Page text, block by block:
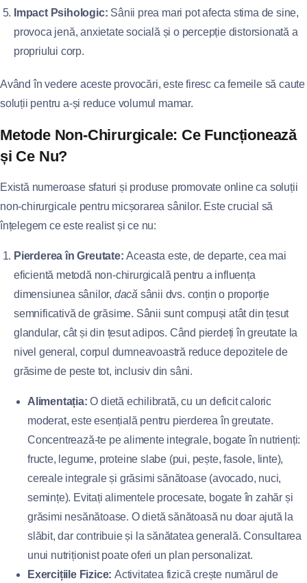
Impact Psihologic: Sânii prea mari pot afecta stima de sine,
provoca jenă, anxietate socială și o percepție distorsionată a
propriului corp.
Având în vedere aceste provocări, este firesc ca femeile să caute
soluții pentru a-și reduce volumul mamar.
Metode Non-Chirurgicale: Ce Funcționează
și Ce Nu?
Există numeroase sfaturi și produse promovate online ca soluții
non-chirurgicale pentru micșorarea sânilor. Este crucial să
înțelegem ce este realist și ce nu:
Pierderea în Greutate: Aceasta este, de departe, cea mai
eficientă metodă non-chirurgicală pentru a influența
dimensiunea sânilor, dacă sânii dvs. conțin o proporție
semnificativă de grăsime. Sânii sunt compuși atât din țesut
glandular, cât și din țesut adipos. Când pierdeți în greutate la
nivel general, corpul dumneavoastră reduce depozitele de
grăsime de peste tot, inclusiv din sâni.
Alimentația: O dietă echilibrată, cu un deficit caloric
moderat, este esențială pentru pierderea în greutate.
Concentrează-te pe alimente integrale, bogate în nutrienți:
fructe, legume, proteine slabe (pui, pește, fasole, linte),
cereale integrale și grăsimi sănătoase (avocado, nuci,
semințe). Evitați alimentele procesate, bogate în zahăr și
grăsimi nesănătoase. O dietă sănătoasă nu doar ajută la
slăbit, dar contribuie și la sănătatea generală. Consultarea
unui nutriționist poate oferi un plan personalizat.
Exercițiile Fizice: Activitatea fizică crește numărul de